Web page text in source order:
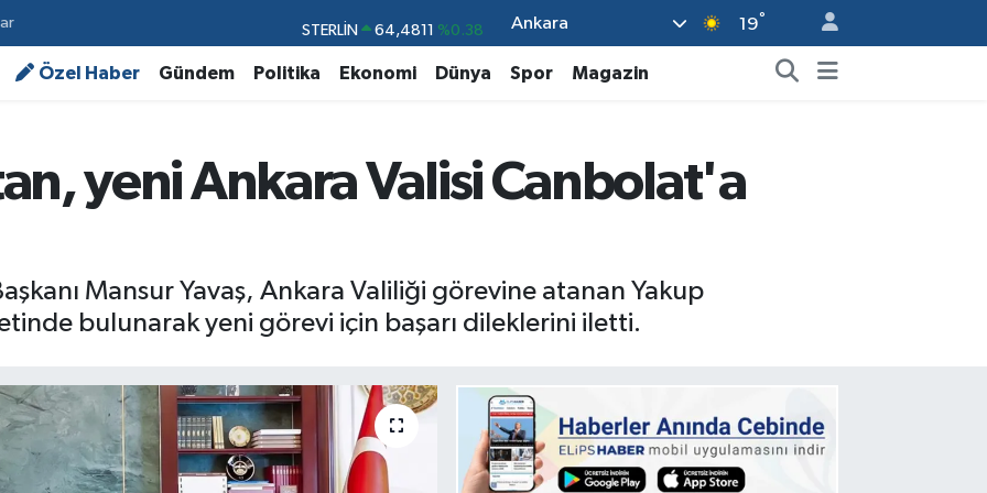
STERLİN 64,4811 %0.38
GRAM ALTIN 6660.55 %0.03
DOLAR 47,7436 %0.18
Ankara 19°
Özel Haber Gündem Politika Ekonomi Dünya Spor Magazin
yeni Ankara Valisi Canbolat'a
Mansur Yavaş, Ankara Valiliği görevine atanan Yakup
bulunarak yeni görevi için başarı dileklerini iletti.